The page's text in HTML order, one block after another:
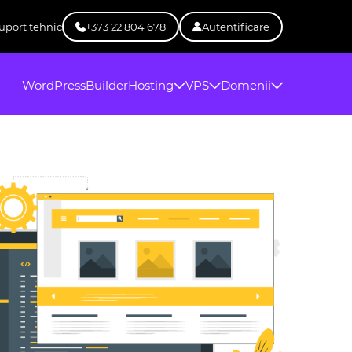
tehnic +373 22 804 678 Autentificare
WordPressBuilderHosting VPS Domenii